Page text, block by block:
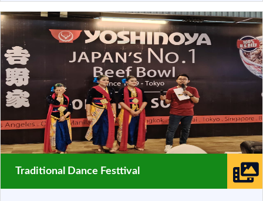
Traditional Dance Festtival